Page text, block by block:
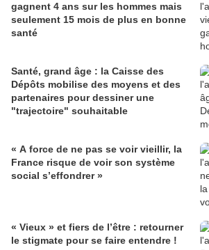
gagnent 4 ans sur les hommes mais
seulement 15 mois de plus en bonne
santé
Santé, grand âge : la Caisse des
Dépôts mobilise des moyens et des
partenaires pour dessiner une
"trajectoire" souhaitable
« A force de ne pas se voir vieillir, la
France risque de voir son système
social s’effondrer »
« Vieux » et fiers de l’être : retourner
le stigmate pour se faire entendre !